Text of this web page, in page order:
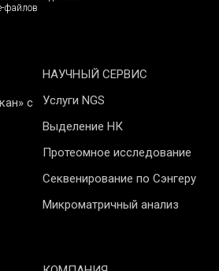
файлов
с
НАУЧНЫЙ СЕРВИС
Услуги NGS
Выделение НК
Протеомное исследование
Секвенирование по Сэнгеру
Микроматричный анализ